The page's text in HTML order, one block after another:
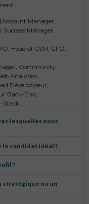
:
Manager,
Success Manager,
Head of CSM, CFO,
Community
Analytics…
Développeur,
Back-End,
Stack…
lesquelles nous
candidat idéal ?
?
stratégique ou un